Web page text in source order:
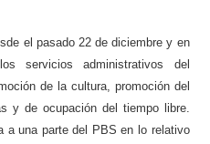
el pasado 22 de diciembre y en
servicios administrativos del
de la cultura, promoción del
y de ocupación del tiempo libre.
a una parte del PBS en lo relativo